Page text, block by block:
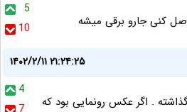
5
10
کنی جارو برقی میشه
۱۴۰۲/۲/۱۱ ۲۱:۲۴:۲۵
4
. اگر عکس رونمایی بود که